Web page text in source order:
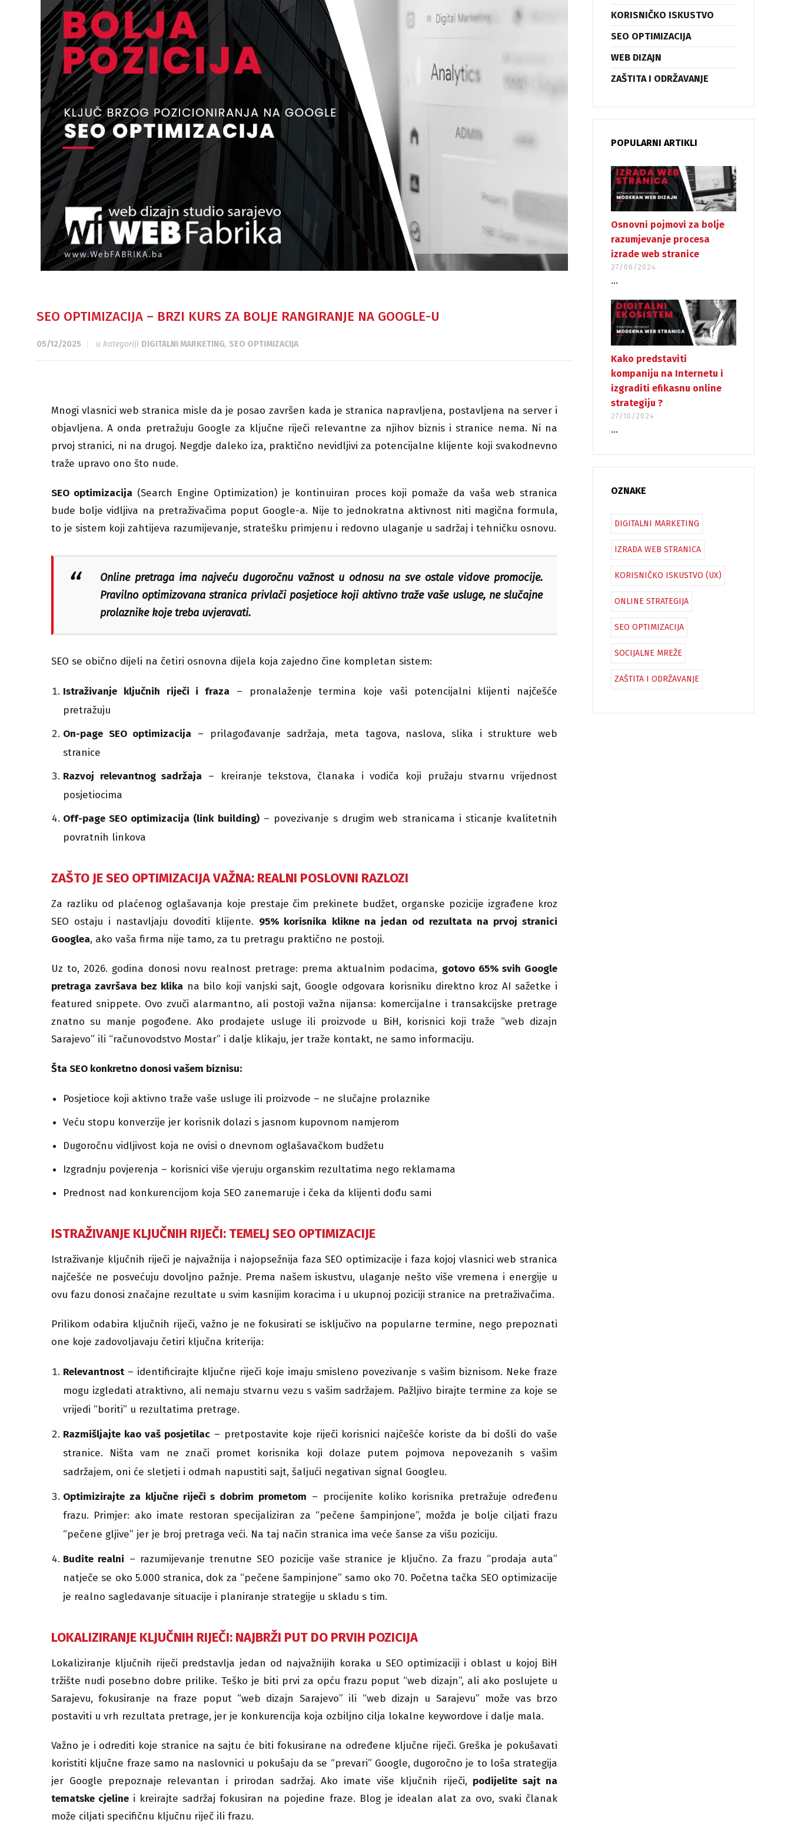
SEO OPTIMIZACIJA – BRZI KURS ZA BOLJE RANGIRANJE NA GOOGLE-U
05/12/2025 u kategoriji DIGITALNI MARKETING, SEO OPTIMIZACIJA
Mnogi vlasnici web stranica misle da je posao završen kada je stranica napravljena, postavljena na server i
objavljena. A onda pretražuju Google za ključne riječi relevantne za njihov biznis i stranice nema. Ni na
prvoj stranici, ni na drugoj. Negdje daleko iza, praktično nevidljivi za potencijalne klijente koji svakodnevno
traže upravo ono što nude.
SEO optimizacija (Search Engine Optimization) je kontinuiran proces koji pomaže da vaša web stranica
bude bolje vidljiva na pretraživačima poput Google-a. Nije to jednokratna aktivnost niti magična formula,
to je sistem koji zahtijeva razumijevanje, stratešku primjenu i redovno ulaganje u sadržaj i tehničku osnovu.
Online pretraga ima najveću dugoročnu važnost u odnosu na sve ostale vidove promocije.
Pravilno optimizovana stranica privlači posjetioce koji aktivno traže vaše usluge, ne slučajne
prolaznike koje treba uvjeravati.
SEO se obično dijeli na četiri osnovna dijela koja zajedno čine kompletan sistem:
Istraživanje ključnih riječi i fraza – pronalaženje termina koje vaši potencijalni klijenti najčešće
pretražuju
On-page SEO optimizacija – prilagođavanje sadržaja, meta tagova, naslova, slika i strukture web
stranice
Razvoj relevantnog sadržaja – kreiranje tekstova, članaka i vodiča koji pružaju stvarnu vrijednost
posjetiocima
Off-page SEO optimizacija (link building)– povezivanje s drugim web stranicama i sticanje kvalitetnih
povratnih linkova
ZAŠTO JE SEO OPTIMIZACIJA VAŽNA: REALNI POSLOVNI RAZLOZI
Za razliku od plaćenog oglašavanja koje prestaje čim prekinete budžet, organske pozicije izgrađene kroz
SEO ostaju i nastavljaju dovoditi klijente. 95% korisnika klikne na jedan od rezultata na prvoj stranici
Googlea, ako vaša firma nije tamo, za tu pretragu praktično ne postoji.
Uz to, 2026. godina donosi novu realnost pretrage: prema aktualnim podacima, gotovo 65% svih Google
pretraga završava bez klikana bilo koji vanjski sajt, Google odgovara korisniku direktno kroz AI sažetke i
featured snippete. Ovo zvuči alarmantno, ali postoji važna nijansa: komercijalne i transakcijske pretrage
znatno su manje pogođene. Ako prodajete usluge ili proizvode u BiH, korisnici koji traže “web dizajn
Sarajevo” ili “računovodstvo Mostar” i dalje klikaju, jer traže kontakt, ne samo informaciju.
Šta SEO konkretno donosi vašem biznisu:
Posjetioce koji aktivno traže vaše usluge ili proizvode – ne slučajne prolaznike
Veću stopu konverzije jer korisnik dolazi s jasnom kupovnom namjerom
Dugoročnu vidljivost koja ne ovisi o dnevnom oglašavačkom budžetu
Izgradnju povjerenja – korisnici više vjeruju organskim rezultatima nego reklamama
Prednost nad konkurencijom koja SEO zanemaruje i čeka da klijenti dođu sami
ISTRAŽIVANJE KLJUČNIH RIJEČI: TEMELJ SEO OPTIMIZACIJE
Istraživanje ključnih riječi je najvažnija i najopsežnija faza SEO optimizacije i faza kojoj vlasnici web stranica
najčešće ne posvećuju dovoljno pažnje. Prema našem iskustvu, ulaganje nešto više vremena i energije u
ovu fazu donosi značajne rezultate u svim kasnijim koracima i u ukupnoj poziciji stranice na pretraživačima.
Prilikom odabira ključnih riječi, važno je ne fokusirati se isključivo na popularne termine, nego prepoznati
one koje zadovoljavaju četiri ključna kriterija:
Relevantnost– identificirajte ključne riječi koje imaju smisleno povezivanje s vašim biznisom. Neke fraze
mogu izgledati atraktivno, ali nemaju stvarnu vezu s vašim sadržajem. Pažljivo birajte termine za koje se
vrijedi “boriti” u rezultatima pretrage.
Razmišljajte kao vaš posjetilac– pretpostavite koje riječi korisnici najčešće koriste da bi došli do vaše
stranice. Ništa vam ne znači promet korisnika koji dolaze putem pojmova nepovezanih s vašim
sadržajem, oni će sletjeti i odmah napustiti sajt, šaljući negativan signal Googleu.
Optimizirajte za ključne riječi s dobrim prometom – procijenite koliko korisnika pretražuje određenu
frazu. Primjer: ako imate restoran specijaliziran za “pečene šampinjone”, možda je bolje ciljati frazu
“pečene gljive” jer je broj pretraga veći. Na taj način stranica ima veće šanse za višu poziciju.
Budite realni – razumijevanje trenutne SEO pozicije vaše stranice je ključno. Za frazu “prodaja auta”
natječe se oko 5.000 stranica, dok za “pečene šampinjone” samo oko 70. Početna tačka SEO optimizacije
je realno sagledavanje situacije i planiranje strategije u skladu s tim.
LOKALIZIRANJE KLJUČNIH RIJEČI: NAJBRŽI PUT DO PRVIH POZICIJA
Lokaliziranje ključnih riječi predstavlja jedan od najvažnijih koraka u SEO optimizaciji i oblast u kojoj BiH
tržište nudi posebno dobre prilike. Teško je biti prvi za opću frazu poput “web dizajn”, ali ako poslujete u
Sarajevu, fokusiranje na fraze poput “web dizajn Sarajevo” ili “web dizajn u Sarajevu” može vas brzo
postaviti u vrh rezultata pretrage, jer je konkurencija koja ozbiljno cilja lokalne keywordove i dalje mala.
Važno je i odrediti koje stranice na sajtu će biti fokusirane na određene ključne riječi. Greška je pokušavati
koristiti ključne fraze samo na naslovnici u pokušaju da se “prevari” Google, dugoročno je to loša strategija
jer Google prepoznaje relevantan i prirodan sadržaj. Ako imate više ključnih riječi, podijelite sajt na
tematske cjeline i kreirajte sadržaj fokusiran na pojedine fraze. Blog je idealan alat za ovo, svaki članak
može ciljati specifičnu ključnu riječ ili frazu.
KORISNIČKO ISKUSTVO
SEO OPTIMIZACIJA
WEB DIZAJN
ZAŠTITA I ODRŽAVANJE
POPULARNI ARTIKLI
Osnovni pojmovi za bolje
razumjevanje procesa
izrade web stranice
27/06/2024
...
Kako predstaviti
kompaniju na Internetu i
izgraditi efikasnu online
strategiju ?
27/10/2024
...
OZNAKE
DIGITALNI MARKETING
IZRADA WEB STRANICA
KORISNIČKO ISKUSTVO (UX)
ONLINE STRATEGIJA
SEO OPTIMIZACIJA
SOCIJALNE MREŽE
ZAŠTITA I ODRŽAVANJE